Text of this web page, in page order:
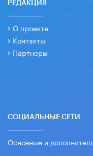
РЕДАКЦИЯ
О проекте
Контакты
Партнеры
СОЦИАЛЬНЫЕ СЕТИ
Основные и